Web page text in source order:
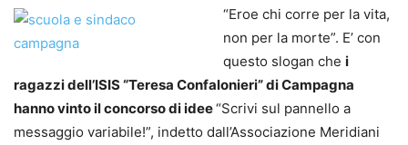
“Eroe chi corre per la vita,
non per la morte”. E’ con
questo slogan che i
ragazzi dell’ISIS “Teresa Confalonieri” di Campagna
hanno vinto il concorso di idee“Scrivi sul pannello a
messaggio variabile!”, indetto dall’Associazione Meridiani